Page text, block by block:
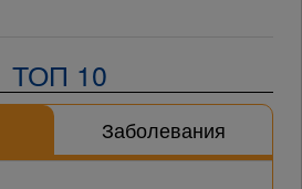
ТОП 10
Заболевания